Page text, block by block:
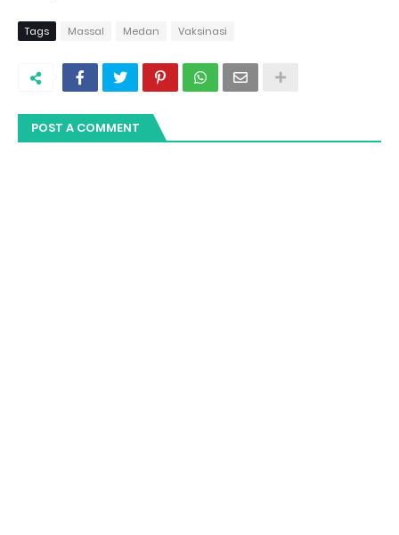
Tags Massal Medan Vaksinasi
POST A COMMENT